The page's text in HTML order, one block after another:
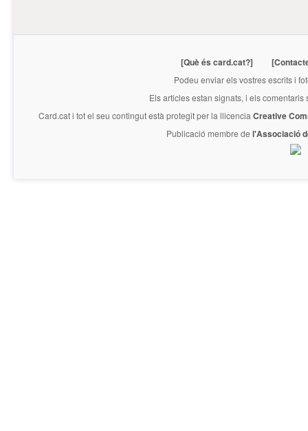
[Què és card.cat?]
Podeu enviar els vostres escrits i
Els articles estan signats, i els
Card.cati tot el seu contingut està protegit per la llicencia Creative
Publicació membre de l'Associació